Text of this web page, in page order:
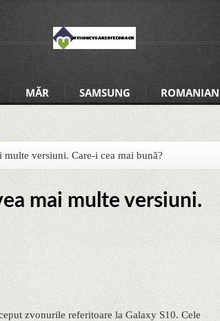
MĂR SAMSUNG ROMANIAN
multe versiuni. Care-i cea mai bună?
mai multe versiuni.
zvonurile referitoare la Galaxy S10. Cele